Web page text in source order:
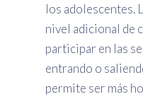
los adolescentes.
nivel adicional de
participar en las
entrando o
permite ser más